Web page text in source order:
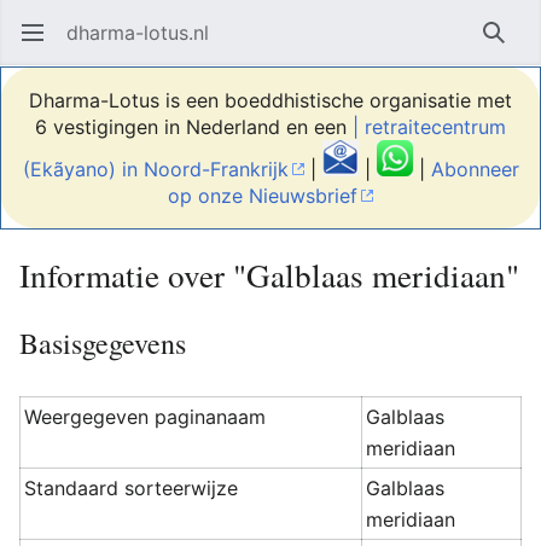
Hoofdmenu openen dharma-lotus.nl
Dharma-Lotus is een boeddhistische organisatie met
6 vestigingen in Nederland en een
| retraitecentrum
(Ekãyano) in Noord-Frankrijk
| | Abonneer
op onze Nieuwsbrief
Informatie over "Galblaas meridiaan"
Basisgegevens
Weergegeven paginanaam
Galblaas
meridiaan
Standaard sorteerwijze
Galblaas
meridiaan